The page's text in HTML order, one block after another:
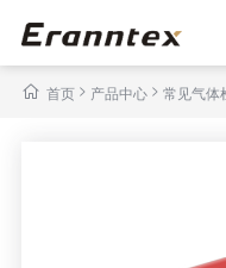
首页> 产品中心 > 常见气体